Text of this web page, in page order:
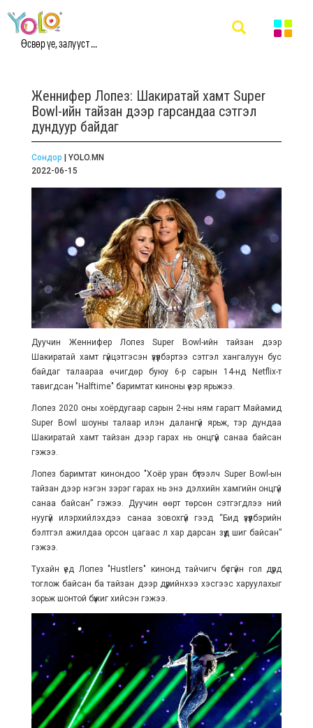
Өсвөр үе, залууст ...
Женнифер Лопез: Шакиратай хамт Super
Bowl-ийн тайзан дээр гарсандаа сэтгэл
дундуур байдаг
Сондор | YOLO.MN
2022-06-15
Дуучин Женнифер Лопез Super Bowl-ийн тайзан дээр
Шакиратай хамт гүйцэтгэсэн үзүүлбэртээ сэтгэл хангалуун бус
байдаг талаараа өчигдөр буюу 6-р сарын 14-нд Netflix-т
тавигдсан "Halftime" баримтат киноны үеэр ярьжээ.
Лопез 2020 оны хоёрдугаар сарын 2-ны ням гарагт Майамид
Super Bowl шоуны талаар илэн далангүй ярьж, тэр дундаа
Шакиратай хамт тайзан дээр гарах нь онцгүй санаа байсан
гэжээ.
Лопез баримтат кинондоо "Хоёр уран бүтээлч Super Bowl-ын
тайзан дээр нэгэн зэрэг гарах нь энэ дэлхийн хамгийн онцгүй
санаа байсан” гэжээ. Дуучин өөрт төрсөн сэтгэгдлээ ний
нуугүй илэрхийлэхдээ санаа зовохгүй гээд “Бид үзүүлбэрийн
бэлтгэл ажилдаа орсон цагаас л хар дарсан зүүд шиг байсан”
гэжээ.
Тухайн үед Лопез "Hustlers" кинонд тайчигч бүсгүйн гол дүрд
тоглож байсан ба тайзан дээр дүрийнхээ хэсгээс харуулахыг
зорьж шонтой бүжиг хийсэн гэжээ.